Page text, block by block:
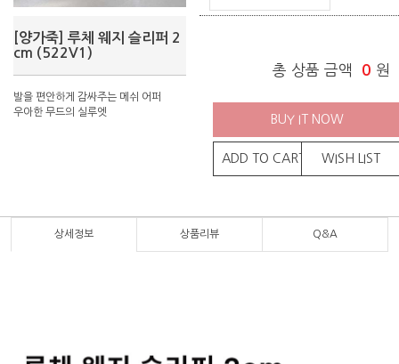
[양가죽] 루체 웨지 슬리퍼 2
cm (522V1)
발을 편안하게 감싸주는 메쉬 어퍼
우아한 무드의 실루엣
총 상품 금액 0 원
BUY IT NOW
ADD TO CART WISH LIST
상세정보 상품리뷰 Q&A